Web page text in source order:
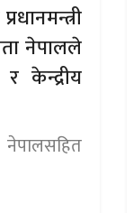
नेपालले
केन्द्रीय